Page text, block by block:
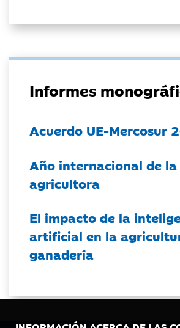
Informes
Acuerdo UE-Mercosur
Año internacional de la
agricultora
El impacto de la
artificial en la
ganadería